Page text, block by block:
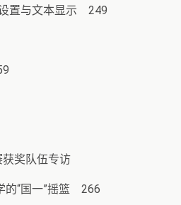
置与文本显示 249
奖队伍专访
的“国一”摇篮 266